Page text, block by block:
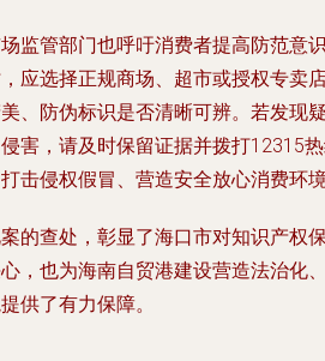
监管部门也呼吁消费者提高防范意
应选择正规商场、超市或授权专卖
、防伪标识是否清晰可辨。若发现
害，请及时保留证据并拨打12315
击侵权假冒、营造安全放心消费环
的查处，彰显了海口市对知识产权
，也为海南自贸港建设营造法治化
供了有力保障。